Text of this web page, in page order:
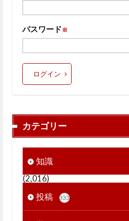
パスワード※
ログイン
カテゴリー
知識
(2,016)
投稿
333